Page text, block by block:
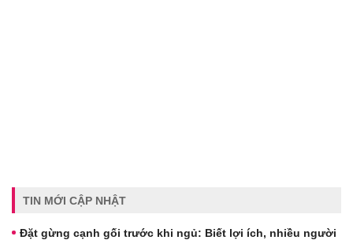
TIN MỚI CẬP NHẬT
Đặt gừng cạnh gối trước khi ngủ: Biết lợi ích, nhiều người